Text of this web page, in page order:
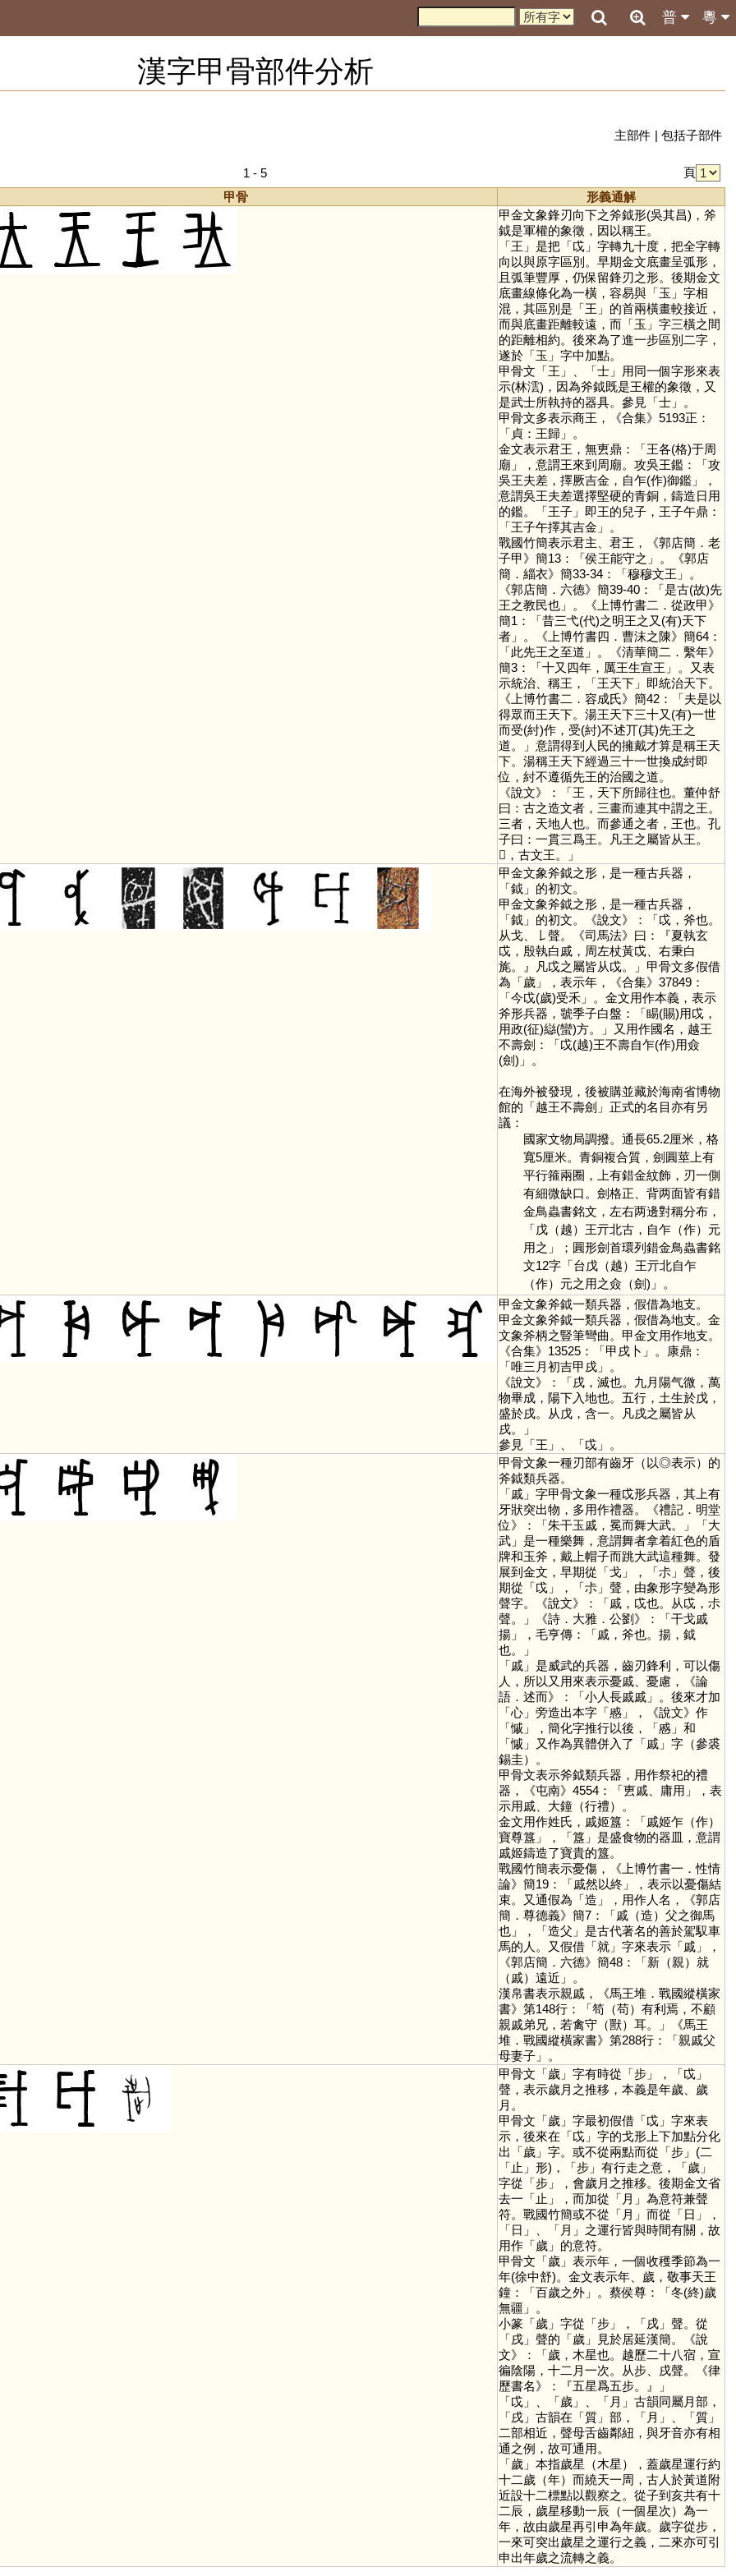
粵
普
漢字甲骨部件分析
主部件 | 包括子部件
1 - 5
頁
甲骨
形義通解
甲金文象鋒刃向下之斧鉞形(吳其昌)，斧
鉞是軍權的象徵，因以稱王。
「王 」是把「戉」字轉九十度，把全字轉
向以與原字區別。早期金文底畫呈弧形，
且弧筆豐厚，仍保留鋒刃之形。後期金文
底畫線條化為一橫，容易與「玉 」字相
混，其區別是「王 」的首兩橫畫較接近，
而與底畫距離較遠，而「玉 」字三橫之間
的距離相約。後來為了進一步區別二字，
遂於「玉 」字中加點。
甲骨文「王 」、「士」用同一個字形來表
示(林澐)，因為斧鉞既是王權的象徵，又
是武士所執持的器具。參見「士」。
甲骨文多表示商王，《合集》5193正：
「貞：王歸」。
金文表示君王，無叀鼎：「王各(格)于周
廟」，意謂王來到周廟。攻吳王鑑：「攻
吳王夫差，擇厥吉金，自乍(作)御鑑」，
意謂吳王夫差選擇堅硬的青銅，鑄造日用
的鑑。「王子」即王的兒子，王子午鼎：
「王子午擇其吉金」。
戰國竹簡表示君主、君王，《郭店簡．老
子甲》簡13：「侯王能守之」。《郭店
簡．緇衣》簡33-34：「穆穆文王」。
《郭店簡．六德》簡39-40：「是古(故)先
王之教民也」。《上博竹書二．從政甲》
簡1：「昔三弋(代)之明王之又(有)天下
者」。《上博竹書四．曹沫之陳》簡64：
「此先王之至道」。《清華簡二．繫年》
簡3：「十又四年，厲王生宣王」。又表
示統治、稱王，「王天下」即統治天下。
《上博竹書二．容成氏》簡42：「夫是以
得眾而王天下。湯王天下三十又(有)一世
而受(紂)作，受(紂)不述丌(其)先王之
道。」意謂得到人民的擁戴才算是稱王天
下。湯稱王天下經過三十一世換成紂即
位，紂不遵循先王的治國之道。
《說文》：「王，天下所歸往也。董仲舒
曰：古之造文者，三畫而連其中謂之王。
三者，天地人也。而參通之者，王也。孔
子曰：一貫三爲王。凡王之屬皆从王。
𠙻，古文王。」
甲金文象斧鉞之形，是一種古兵器，
「鉞 」的初文。
甲金文象斧鉞之形，是一種古兵器，
「鉞 」的初文。《說文》：「戉，斧也。
从戈、𠄌聲。《司馬法》曰：『夏執玄
戉，殷執白戚，周左杖黃戉、右秉白
旄。』凡戉之屬皆从戉。」甲骨文多假借
為「歲」，表示年，《合集》37849：
「今戉(歲)受禾」。金文用作本義，表示
斧形兵器，虢季子白盤：「睗(賜)用戉，
用政(征)䜌(蠻)方。」又用作國名，越王
不壽劍：「戉(越)王不壽自乍(作)用僉
(劍)」。
在海外被發現，後被購並藏於海南省博物
館的「越王不壽劍」正式的名目亦有另
議：
國家文物局調撥。通長65.2厘米，格
寬5厘米。青銅複合質，劍圓莖上有
平行箍兩圈，上有錯金紋飾，刃一側
有細微缺口。劍格正、背两面皆有錯
金鳥蟲書銘文，左右两邊對稱分布，
「戊（越）王亓北古，自乍（作）元
用之」；圓形劍首環列錯金鳥蟲書銘
文12字「台戊（越）王亓北自乍
（作）元之用之僉（劍)」。
甲金文象斧鉞一類兵器，假借為地支。
甲金文象斧鉞一類兵器，假借為地支。金
文象斧柄之豎筆彎曲。甲金文用作地支。
《合集》13525：「甲戌卜」。康鼎：
「唯三月初吉甲戌」。
《說文》：「戌，滅也。九月陽气微，萬
物畢成，陽下入地也。五行，土生於戊，
盛於戌。从戊，含一。凡戌之屬皆从
戌。」
參見「王 」、「戉」。
甲骨文象一種刃部有齒牙（以◎表示）的
斧鉞類兵器。
「戚」字甲骨文象一種戉形兵器，其上有
牙狀突出物，多用作禮器。《禮記．明堂
位》：「朱干玉戚，冕而舞大武。」「大
武」是一種樂舞，意謂舞者拿着紅色的盾
牌和玉斧，戴上帽子而跳大武這種舞。發
展到金文，早期從「戈」，「尗」聲，後
期從「戉」，「尗」聲，由象形字變為形
聲字。《說文》：「戚，戉也。从戉，尗
聲。」《詩．大雅．公劉》：「干戈戚
揚」，毛亨傳：「戚，斧也。揚，鉞
也。」
「戚」是威武的兵器，齒刃鋒利，可以傷
人，所以又用來表示憂戚、憂慮，《論
語．述而》：「小人長戚戚」。後來才加
「心」旁造出本字「慼」，《說文》作
「慽 」，簡化字推行以後，「慼」和
「慽 」又作為異體併入了「戚」字（參裘
錫圭）。
甲骨文表示斧鉞類兵器，用作祭祀的禮
器，《屯南》4554：「叀戚、庸用」，表
示用戚、大鐘（行禮）。
金文用作姓氏，戚姬簋：「戚姬乍（作）
寶尊簋」，「簋 」是盛食物的器皿，意謂
戚姬鑄造了寶貴的簋。
戰國竹簡表示憂傷，《上博竹書一．性情
論》簡19：「戚然以終」，表示以憂傷結
束。又通假為「造 」，用作人名，《郭店
簡．尊德義》簡7：「戚（造）父之御馬
也」，「造父」是古代著名的善於駕馭車
馬的人。又假借「就」字來表示「戚」，
《郭店簡．六德》簡48：「新（親）就
（戚）遠近」。
漢帛書表示親戚，《馬王堆．戰國縱橫家
書》第148行：「笱（苟）有利焉，不顧
親戚弟兄，若禽守（獸）耳。」《馬王
堆．戰國縱橫家書》第288行：「親戚父
母妻子」。
甲骨文「歲」字有時從「步」，「戉」
聲，表示歲月之推移，本義是年歲、歲
月。
甲骨文「歲」字最初假借「戉」字來表
示，後來在「戉」字的戈形上下加點分化
出「歲」字。或不從兩點而從「步」(二
「 止 」形)，「步」有行走之意，「歲」
字從「步」，會歲月之推移。後期金文省
去一「 止 」，而加從「 月 」為意符兼聲
符。戰國竹簡或不從「 月 」而從「日 」，
「日 」、「 月 」之運行皆與時間有關，故
用作「歲」的意符。
甲骨文「歲」表示年，一個收穫季節為一
年(徐中舒)。金文表示年、歲，敬事天王
鐘：「百歲之外」。蔡侯尊：「冬(終)歲
無疆」。
小篆「歲」字從「步」，「戌」聲。從
「戌」聲的「歲」見於居延漢簡。《說
文》：「歲，木星也。越歷二十八宿，宣
徧陰陽，十二月一次。从步、戌聲。《律
歷書名》：『五星爲五步。』」
「戉」、「歲」、「 月 」古韻同屬月部，
「戌」古韻在「質」部，「 月 」、「質」
二部相近，聲母舌齒鄰紐，與牙音亦有相
通之例，故可通用。
「歲」本指歲星（木星），蓋歲星運行約
十二歲（年）而繞天一周，古人於黃道附
近設十二標點以觀察之。從子到亥共有十
二辰，歲星移動一辰（一個星次）為一
年，故由歲星再引申為年歲。歲字從步，
一來可突出歲星之運行之義，二來亦可引
申出年歲之流轉之義。